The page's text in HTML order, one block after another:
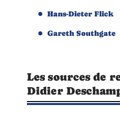
Hans-Dieter Flick
Gareth Southgate
Les sources de
Didier